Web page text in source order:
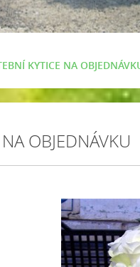
KYTICE NA
OBJEDNÁVKU